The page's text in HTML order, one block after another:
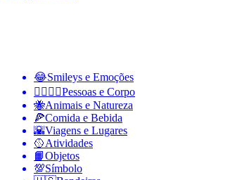
😂Smileys e Emoções
👩‍❤️‍💋‍👨Pessoas e Corpo
🐝Animais e Natureza
🍕Comida e Bebida
🌇Viagens e Lugares
🥎Atividades
📙Objetos
💯Símbolo